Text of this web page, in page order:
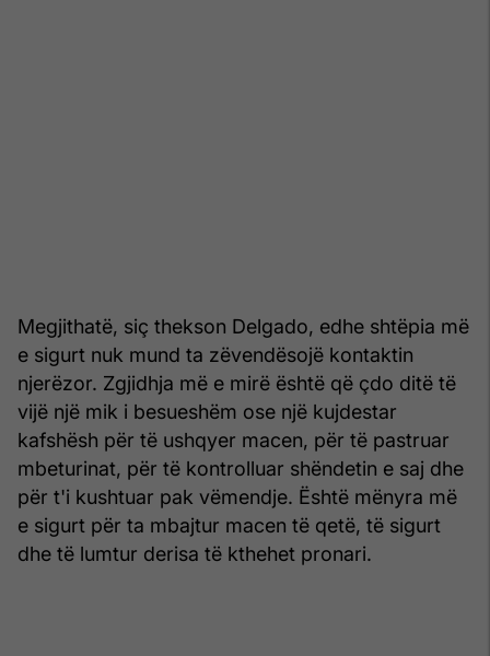
Megjithatë, siç thekson Delgado, edhe shtëpia më
e sigurt nuk mund ta zëvendësojë kontaktin
njerëzor. Zgjidhja më e mirë është që çdo ditë të
vijë një mik i besueshëm ose një kujdestar
kafshësh për të ushqyer macen, për të pastruar
mbeturinat, për të kontrolluar shëndetin e saj dhe
për t'i kushtuar pak vëmendje. Është mënyra më
e sigurt për ta mbajtur macen të qetë, të sigurt
dhe të lumtur derisa të kthehet pronari.